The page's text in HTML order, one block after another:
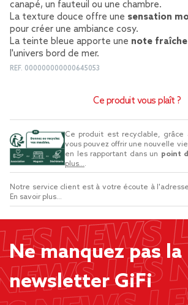
canapé, un fauteuil ou une chambre.
La texture douce offre une sensation
pour créer une ambiance cosy.
La teinte bleue apporte une note fraîche
l'univers bord de mer.
REF. 000000000000645053
Ce produit vous plaît ?
Ce produit est recyclable, grâce
vous pouvez offrir une nouvelle
en les rapportant dans un point
plus....
Notre service client est à votre écoute à
En savoir plus...
Ne manquez pas la
newsletter GiFi